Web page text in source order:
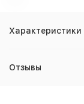
Характеристики
Отзывы